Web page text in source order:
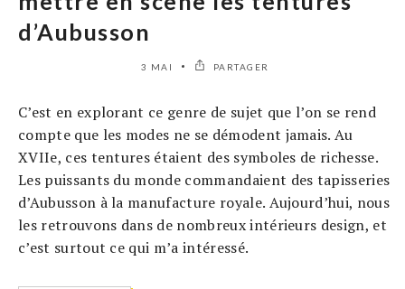
d’Aubusson
3 MAI PARTAGER
C’est en explorant ce genre de sujet que l’on se rend
compte que les modes ne se démodent jamais. Au
XVIIe, ces tentures étaient des symboles de richesse.
Les puissants du monde commandaient des tapisseries
d’Aubusson à la manufacture royale. Aujourd’hui, nous
les retrouvons dans de nombreux intérieurs design, et
c’est surtout ce qui m’a intéressé.